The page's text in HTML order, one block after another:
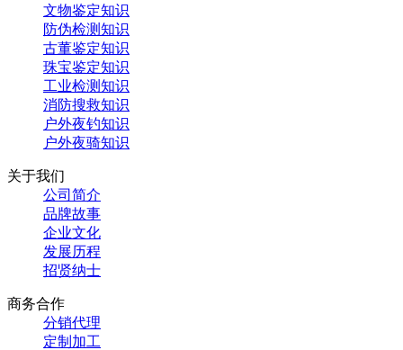
文物鉴定知识
防伪检测知识
古董鉴定知识
珠宝鉴定知识
工业检测知识
消防搜救知识
户外夜钓知识
户外夜骑知识
关于我们
公司简介
品牌故事
企业文化
发展历程
招贤纳士
商务合作
分销代理
定制加工